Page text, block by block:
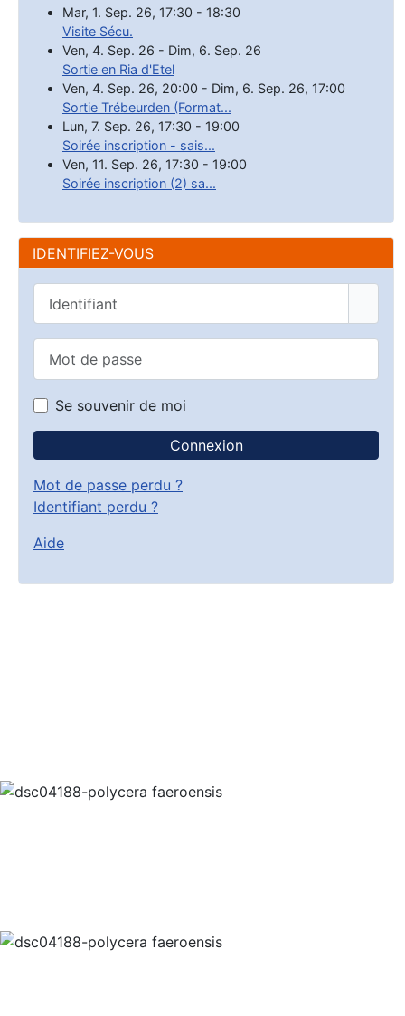
Mar, 1. Sep. 26, 17:30 - 18:30
Visite Sécu.
Ven, 4. Sep. 26 - Dim, 6. Sep. 26
Sortie en Ria d'Etel
Ven, 4. Sep. 26, 20:00 - Dim, 6. Sep. 26, 17:00
Sortie Trébeurden (Format...
Lun, 7. Sep. 26, 17:30 - 19:00
Soirée inscription - sais...
Ven, 11. Sep. 26, 17:30 - 19:00
Soirée inscription (2) sa...
IDENTIFIEZ-VOUS
Se souvenir de moi
Connexion
Mot de passe perdu ?
Identifiant perdu ?
Aide